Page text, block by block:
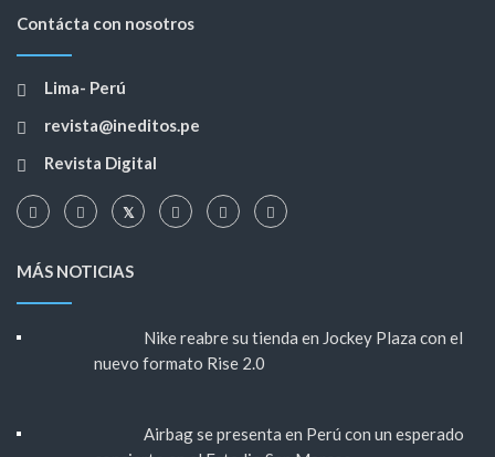
Contácta con nosotros
Lima- Perú
revista@ineditos.pe
Revista Digital
MÁS NOTICIAS
Nike reabre su tienda en Jockey Plaza con el
nuevo formato Rise 2.0
Airbag se presenta en Perú con un esperado